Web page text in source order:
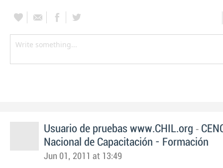
Usuario de pruebas www.CHIL.org -
Nacional de Capacitación - Formación
Jun 01, 2011 at 13:49